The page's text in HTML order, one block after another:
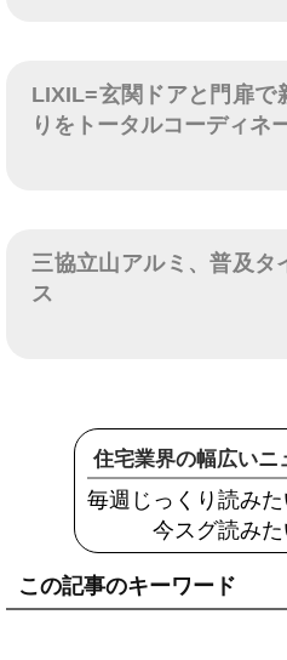
LIXIL=玄関ドアと門扉で
りをトータルコーディネ
三協立山アルミ、普及タ
ス
住宅業界の幅広いニ
毎週じっくり読みた
今スグ読みた
この記事のキーワード